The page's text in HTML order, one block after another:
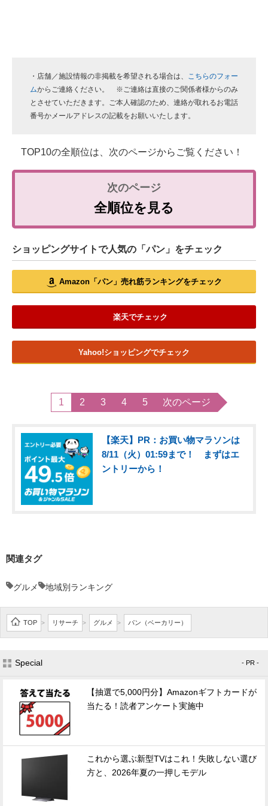
・店舗／施設情報の非掲載を希望される場合は、 こちらのフォー
ムからご連絡ください。 ※ご連絡は直接のご関係者様からのみ
とさせていただきます。ご本人確認のため、連絡が取れるお電話
番号かメールアドレスの記載をお願いいたします。
TOP10の全順位は、次のページからご覧ください！
全順位を見る
ショッピングサイトで人気の「パン」をチェック
Amazon「パン」売れ筋ランキングをチェック
楽天でチェック
Yahoo!ショッピングでチェック
1 2 3 4 5 次のページ
【楽天】PR：お買い物マラソンは
8/11（火）01:59まで！ まずはエ
ントリーから！
関連タグ
グルメ 地域別ランキング
TOP > リサーチ > グルメ > パン（ベーカリー）
Special - PR -
【抽選で5,000円分】Amazonギフトカードが
当たる！読者アンケート実施中
これから選ぶ新型TVはこれ！失敗しない選び
方と、2026年夏の一押しモデル